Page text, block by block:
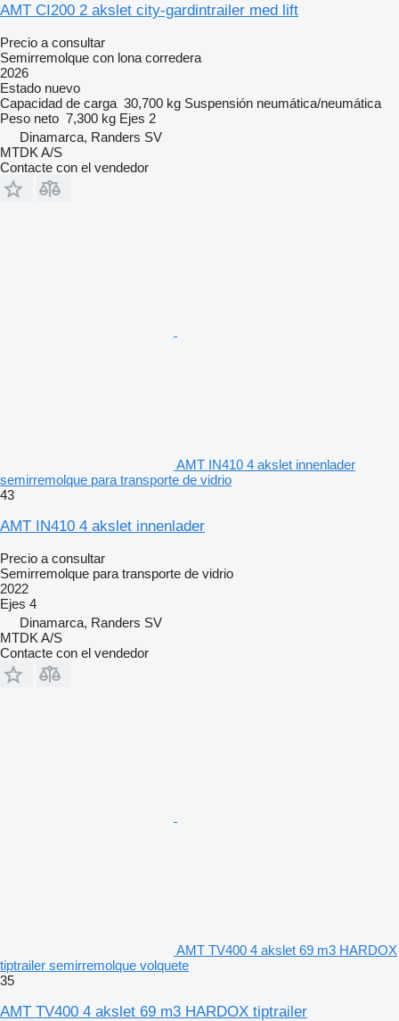
AMT CI200 2 akslet city-gardintrailer med lift
Precio a consultar
Semirremolque con lona corredera
2026
Estado nuevo
Capacidad de carga 30,700 kg Suspensión neumática/neumática
Peso neto 7,300 kg Ejes 2
Dinamarca, Randers SV
MTDK A/S
Contacte con el vendedor
AMT IN410 4 akslet innenlader
semirremolque para transporte de vidrio
43
AMT IN410 4 akslet innenlader
Precio a consultar
Semirremolque para transporte de vidrio
2022
Ejes 4
Dinamarca, Randers SV
MTDK A/S
Contacte con el vendedor
AMT TV400 4 akslet 69 m3 HARDOX
tiptrailer semirremolque volquete
35
AMT TV400 4 akslet 69 m3 HARDOX tiptrailer